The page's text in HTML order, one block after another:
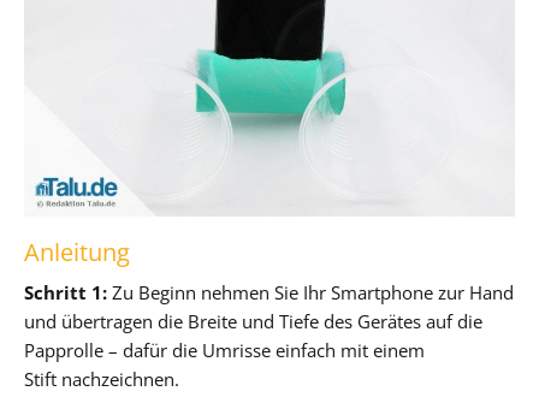
Anleitung
Schritt 1: Zu Beginn nehmen Sie Ihr Smartphone zur Hand
und übertragen die Breite und Tiefe des Gerätes auf die
Papprolle – dafür die Umrisse einfach mit einem
Stift nachzeichnen.